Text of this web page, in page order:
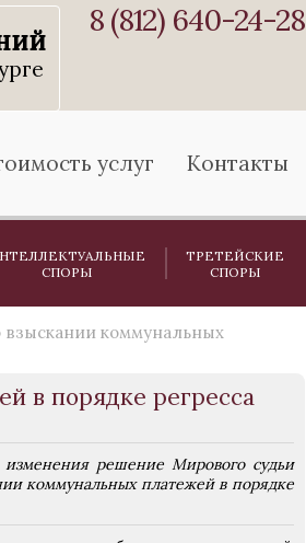
8 (812) 640-24-28
услуг Контакты
СПОРЫ
ТРЕТЕЙСКИЕ
СПОРЫ
взыскании коммунальных
в порядке регресса
решение Мирового судьи
коммунальных платежей в порядке